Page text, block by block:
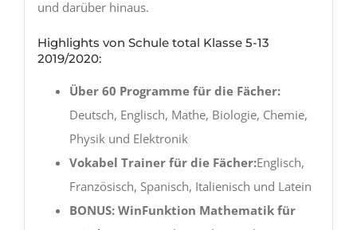
und darüber hinaus.
Highlights von Schule total Klasse 5-13
2019/2020:
Über 60 Programme für die Fächer:
Deutsch, Englisch, Mathe, Biologie, Chemie,
Physik und Elektronik
Vokabel Trainer für die Fächer:Englisch,
Französisch, Spanisch, Italienisch und Latein
BONUS: WinFunktion Mathematik für